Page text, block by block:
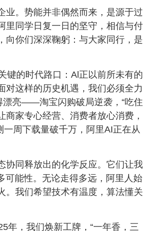
业。势能并非偶然而来，是源于过
里同学日复一日的坚守，相信与付
向你们深深鞠躬：与大家同行，是
键的时代路口：Al正以前所未有的
对这样的历史机遇，我们必须全力
漂亮——淘宝闪购破局逆袭，“吃住
商家专心经营、消费者放心消费，
周下载量破千万，阿里AI正在从
协同释放出的化学反应。它们让我
可能性。无论走得多远，阿里人始
。我们希望技术有温度，算法懂关
年，我们焕新工牌，“一年香，三